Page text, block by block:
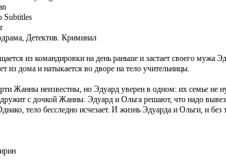
Subtitles
Детектив. Криминал
из командировки на день раньше и застает своего
из дома и натыкается во дворе на тело учительницы.
Жанны неизвестны, но Эдуард уверен в одном: их семье не
с дочкой Жанны. Эдуард и Ольга решают, что надо
тело бесследно исчезает. И жизнь Эдуарда и Ольги, и